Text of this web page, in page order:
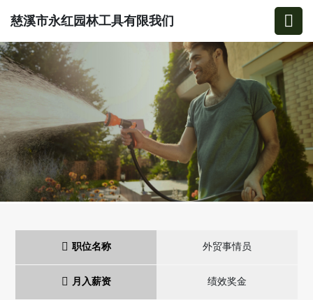
慈溪市永红园林工具有限我们
职位名称
月入薪资
外贸事情员
绩效奖金